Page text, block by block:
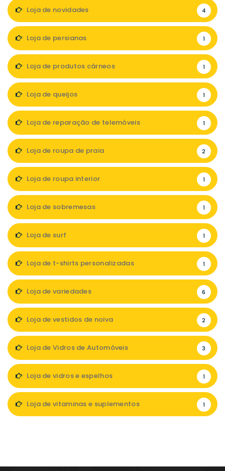
Loja de novidades 4
Loja de persianas 1
Loja de produtos cárneos 1
Loja de queijos 1
Loja de reparação de telemóveis 1
Loja de roupa de praia 2
Loja de roupa interior 1
Loja de sobremesas 1
Loja de surf 1
Loja de t-shirts personalizadas 1
Loja de variedades 6
Loja de vestidos de noiva 2
Loja de Vidros de Automóveis 3
Loja de vidros e espelhos 1
Loja de vitaminas e suplementos 1